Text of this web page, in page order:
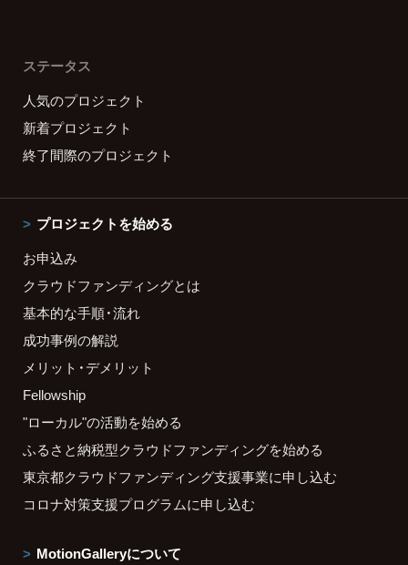
ステータス
人気のプロジェクト
新着プロジェクト
終了間際のプロジェクト
プロジェクトを始める
お申込み
クラウドファンディングとは
基本的な手順・流れ
成功事例の解説
メリット・デメリット
Fellowship
"ローカル"の活動を始める
ふるさと納税型クラウドファンディングを始める
東京都クラウドファンディング支援事業に申し込む
コロナ対策支援プログラムに申し込む
MotionGalleryについて